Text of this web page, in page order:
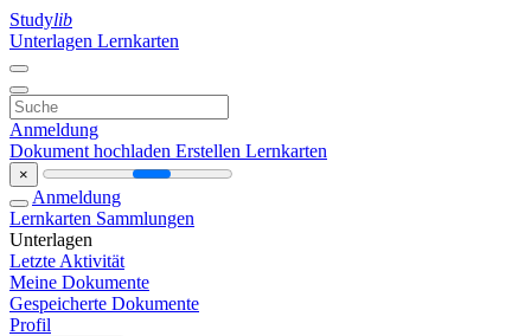
Studylib
Unterlagen Lernkarten
Anmeldung
Dokument hochladen Erstellen Lernkarten
×
Anmeldung
Lernkarten Sammlungen
Unterlagen
Letzte Aktivität
Meine Dokumente
Gespeicherte Dokumente
Profil